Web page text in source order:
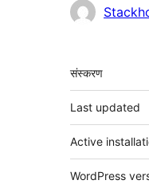
मेटा
संस्करण
Last updated
Active
WordPress